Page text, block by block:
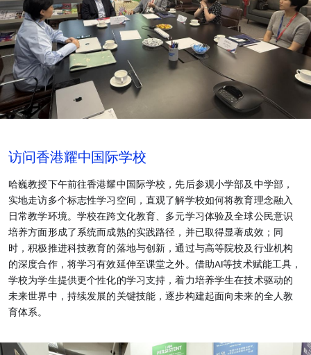
访问香港耀中国际学校
哈巍教授下午前往香港耀中国际学校，先后参观小学部及中学部，
实地走访多个标志性学习空间，直观了解学校如何将教育理念融入
日常教学环境。学校在跨文化教育、多元学习体验及全球公民意识
培养方面形成了系统而成熟的实践路径，并已取得显著成效；同
时，积极推进科技教育的落地与创新，通过与高等院校及行业机构
的深度合作，将学习有效延伸至课堂之外。借助AI等技术赋能工具，
学校为学生提供更个性化的学习支持，着力培养学生在技术驱动的
未来世界中，持续发展的关键技能，逐步构建起面向未来的全人教
育体系。